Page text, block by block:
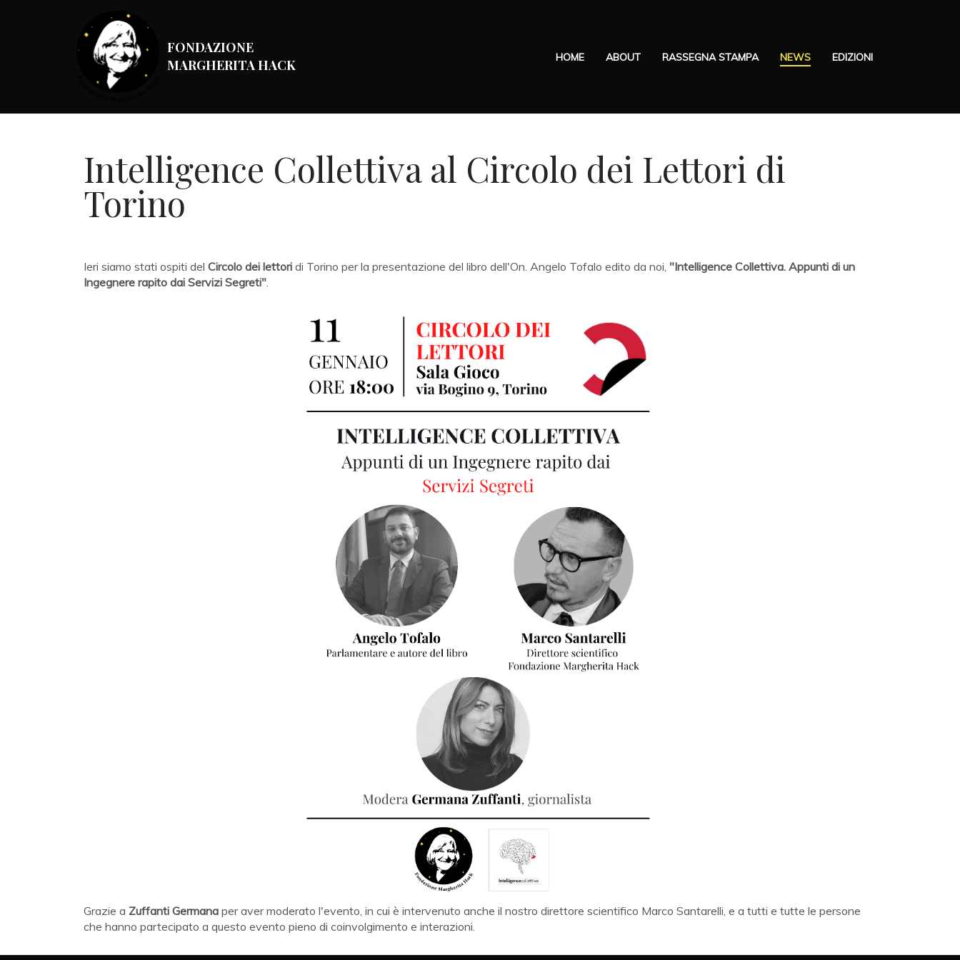
FONDAZIONE
MARGHERITA HACK
HOME ABOUT RASSEGNA STAMPA NEWS EDIZIONI
Intelligence Collettiva al Circolo dei Lettori di
Torino
Ieri siamo stati ospiti del Circolo dei lettori di Torino per la presentazione del libro dell'On. Angelo Tofalo edito da noi, "Intelligence Collettiva. Appunti di un
Ingegnere rapito dai Servizi Segreti"
Grazie a Zuffanti Germana per aver moderato l'evento, in cui è intervenuto anche il nostro direttore scientifico Marco Santarelli, e a tutti e tutte le persone
che hanno partecipato a questo evento pieno di coinvolgimento e interazioni.